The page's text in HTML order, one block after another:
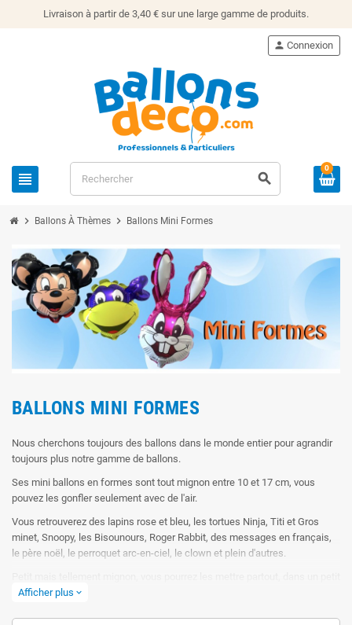
Livraison à partir de 3,40 € sur une large gamme de produits.
view_headline search
person Connexion
0
chevron_right Ballons À Thèmes chevron_right Ballons Mini Formes
BALLONS MINI FORMES
Nous cherchons toujours des ballons dans le monde entier pour agrandir
toujours plus notre gamme de ballons.
Ses mini ballons en formes sont tout mignon entre 10 et 17 cm, vous
pouvez les gonfler seulement avec de l'air.
Vous retrouverez des lapins rose et bleu, les tortues Ninja, Titi et Gros
minet, Snoopy, les Bisounours, Roger Rabbit, des messages en français,
le père noël, le perroquet arc-en-ciel, le clown et plein d'autres.
cadeau, un bouquet de fleurs, une boite cadeau, sur un centre de table,
Afficher plus expand_more